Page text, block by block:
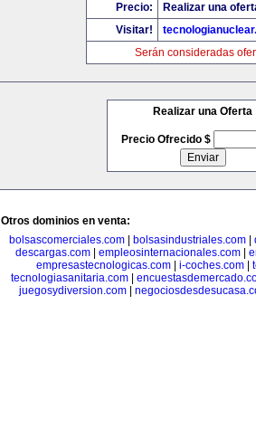
Precio:
Realizar una
Visitar!
Serán consideradas
Realizar una Oferta
Precio Ofrecido $
Otros dominios en venta:
bolsascomerciales.com
bolsasindustriales.com
descargas.com
empleosinternacionales.com
empresastecnologicas.com
i-coches.com
tecnologiasanitaria.com|
juegosydiversion.com